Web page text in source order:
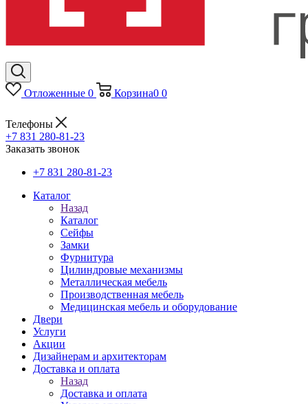
Отложенные 0 Корзина0 0
Телефоны
+7 831 280-81-23
Заказать звонок
+7 831 280-81-23
Каталог
Назад
Каталог
Сейфы
Замки
Фурнитура
Цилиндровые механизмы
Металлическая мебель
Производственная мебель
Медицинская мебель и оборудование
Двери
Услуги
Акции
Дизайнерам и архитекторам
Доставка и оплата
Назад
Доставка и оплата